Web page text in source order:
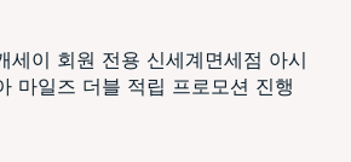
세이 회원 전용 신세계면세점 아시
마일즈 더블 적립 프로모션 진행